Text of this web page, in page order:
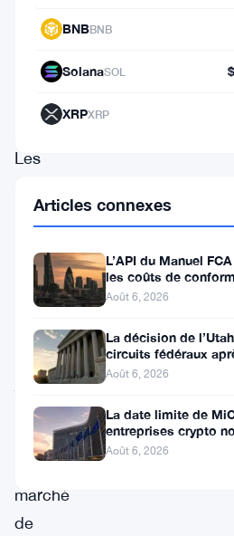
divise
communauté
crypto.
Les
proposées
établir
cadre
juridique
clair
pour
marché
de
BNBBNB
SolanaSOL
XRPXRP
Articles connexes
L’API du Manuel
les coûts de
entreprises
Août 6, 2026
La décision de
circuits fédéraux
bouclier fédéral
Août 6, 2026
La date limite de
entreprises crypto
fraude par usurpation
Août 6, 2026